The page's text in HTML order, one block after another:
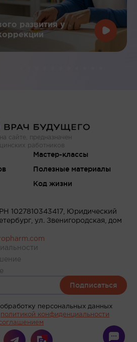
развития у
сайте, предназначен
работников
Мастер-классы
Полезные материалы
Код жизни
1027810343417, Юридический
ул. Звенигородская, дом
Подписаться
персональных данных
политикой конфиденциальности